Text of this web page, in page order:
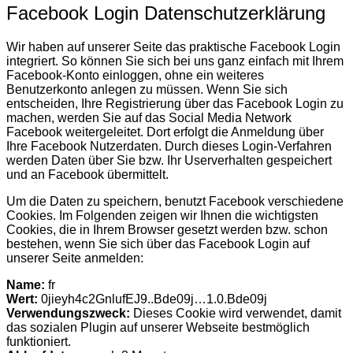
Facebook Login Datenschutzerklärung
Wir haben auf unserer Seite das praktische Facebook Login
integriert. So können Sie sich bei uns ganz einfach mit Ihrem
Facebook-Konto einloggen, ohne ein weiteres
Benutzerkonto anlegen zu müssen. Wenn Sie sich
entscheiden, Ihre Registrierung über das Facebook Login zu
machen, werden Sie auf das Social Media Network
Facebook weitergeleitet. Dort erfolgt die Anmeldung über
Ihre Facebook Nutzerdaten. Durch dieses Login-Verfahren
werden Daten über Sie bzw. Ihr Userverhalten gespeichert
und an Facebook übermittelt.
Um die Daten zu speichern, benutzt Facebook verschiedene
Cookies. Im Folgenden zeigen wir Ihnen die wichtigsten
Cookies, die in Ihrem Browser gesetzt werden bzw. schon
bestehen, wenn Sie sich über das Facebook Login auf
unserer Seite anmelden:
Name: fr
Wert: 0jieyh4c2GnlufEJ9..Bde09j…1.0.Bde09j
Verwendungszweck: Dieses Cookie wird verwendet, damit
das sozialen Plugin auf unserer Webseite bestmöglich
funktioniert.